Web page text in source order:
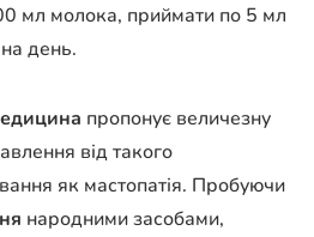
мл молока, приймати по 5 мл
день.
пропонує величезну
від такого
як мастопатія. Пробуючи
народними засобами,